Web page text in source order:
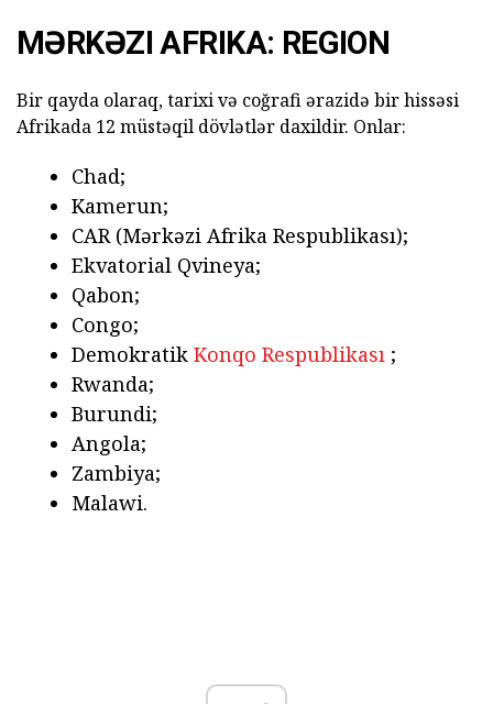
MƏRKƏZI AFRIKA: REGION
Bir qayda olaraq, tarixi və coğrafi ərazidə bir hissəsi
Afrikada 12 müstəqil dövlətlər daxildir. Onlar:
Chad;
Kamerun;
CAR (Mərkəzi Afrika Respublikası);
Ekvatorial Qvineya;
Qabon;
Congo;
Demokratik Konqo Respublikası ;
Rwanda;
Burundi;
Angola;
Zambiya;
Malawi.